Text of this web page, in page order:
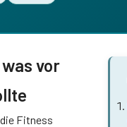
vor
Fitness